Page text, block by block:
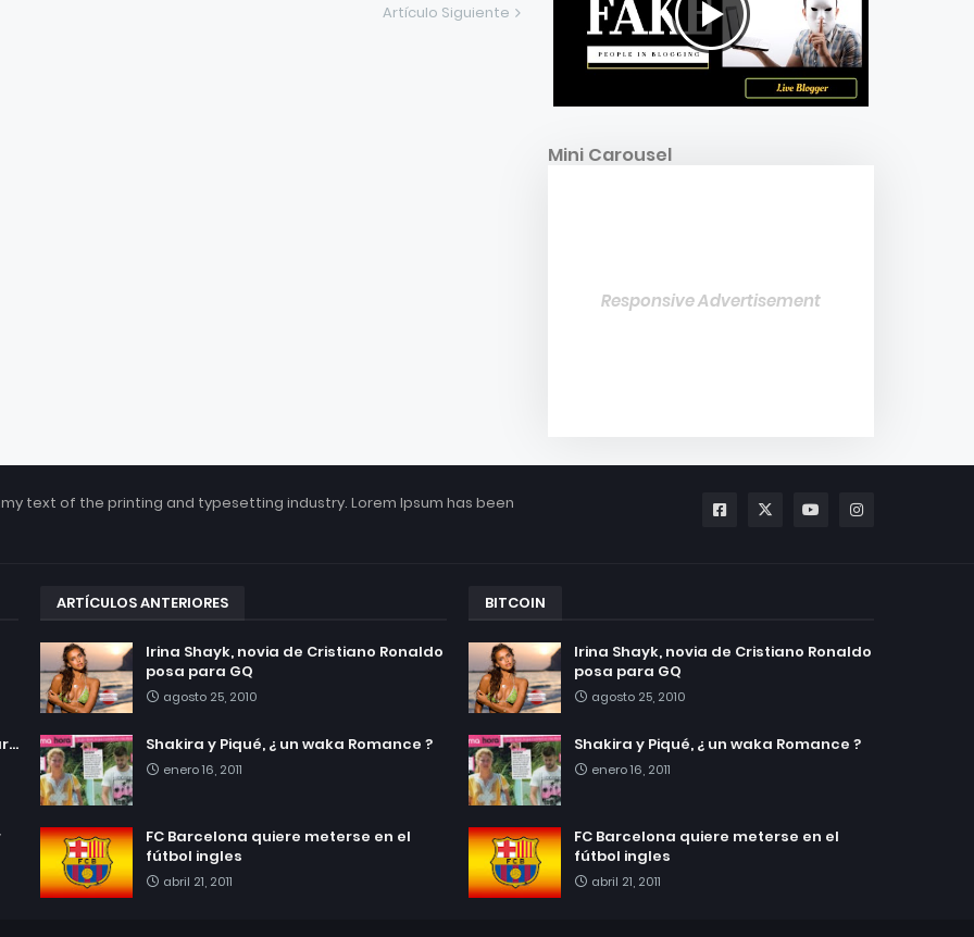
Artículo Siguiente
Mini Carousel
Responsive Advertisement
text of the printing and typesetting industry. Lorem Ipsum has been
ARTÍCULOS ANTERIORES
Irina Shayk, novia de Cristiano Ronaldo
posa para GQ
agosto 25, 2010
Shakira y Piqué, ¿ un waka Romance ?
enero 16, 2011
FC Barcelona quiere meterse en el
fútbol ingles
abril 21, 2011
BITCOIN
Irina Shayk, novia de Cristiano Ronaldo
posa para GQ
agosto 25, 2010
Shakira y Piqué, ¿ un waka Romance ?
enero 16, 2011
FC Barcelona quiere meterse en el
fútbol ingles
abril 21, 2011